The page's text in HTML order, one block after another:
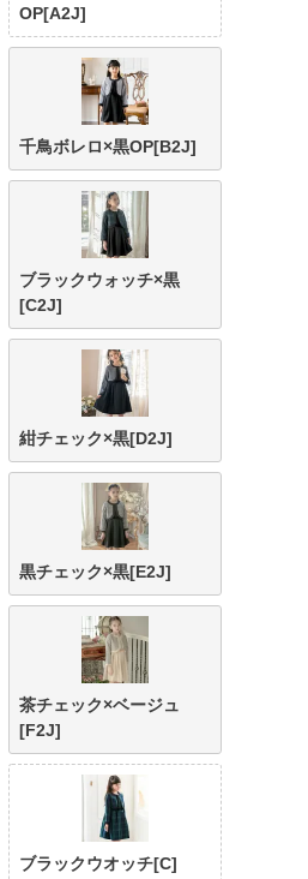
OP[A2J]
千鳥ボレロ×黒OP[B2J]
ブラックウォッチ×黒
[C2J]
紺チェック×黒[D2J]
黒チェック×黒[E2J]
茶チェック×ベージュ
[F2J]
ブラックウオッチ[C]